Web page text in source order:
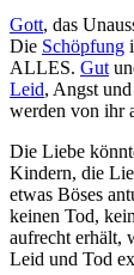
Gott, das
Die Schöpfung
ALLES. Gut
Leid, Angst
werden von ihr
Die Liebe
Kindern, die
etwas Böses
keinen Tod,
aufrecht erhält,
Leid und Tod